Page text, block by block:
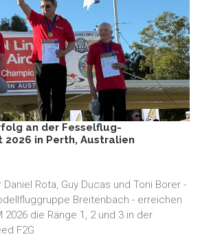
an der Fesselflug-
in Perth, Australien
Rota, Guy Ducas und Toni Borer -
Breitenbach - erreichen
2026 die Ränge 1, 2 und 3 in der
F2G